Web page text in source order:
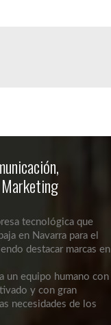
tecnológica que
en Navarra para el
destacar marcas en
un equipo humano con
y con gran
necesidades de los